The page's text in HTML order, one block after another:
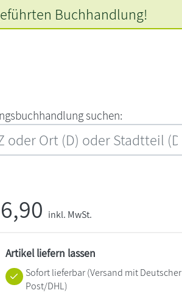
‍s‍u‍c‍h‍e‍n‍:‍
Buchhandlung!
inkl. MwSt.
Artikel liefern lassen
Sofort lieferbar(Versand mit Deutscher
Post/DHL)